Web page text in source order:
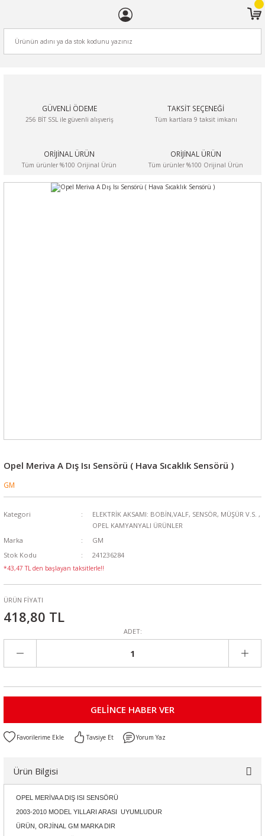
GÜVENLİ ÖDEME
256 BİT SSL ile güvenli alışveriş
TAKSİT SEÇENEĞİ
Tüm kartlara 9 taksit imkanı
ORİJİNAL ÜRÜN
Tüm ürünler %100 Orijinal Ürün
ORİJİNAL ÜRÜN
Tüm ürünler %100 Orijinal Ürün
Opel Meriva A Dış Isı Sensörü ( Hava Sıcaklık Sensörü )
GM
Kategori ELEKTRİK AKSAMI: BOBİN,VALF, SENSÖR, MÜŞÜR V.S. ,
OPEL KAMYANYALI ÜRÜNLER
Marka
GM
Stok Kodu
241236284
*43,47 TL den başlayan taksitlerle!!
ÜRÜN FİYATI
418,80 TL
ADET:
GELİNCE HABER VER
Tavsiye Et Yorum Yaz
Ürün Bilgisi
OPEL MERİVA A DIŞ ISI SENSÖRÜ
2003-2010 MODEL YILLARI ARASI UYUMLUDUR
ÜRÜN, ORJİNAL GM MARKA DIR